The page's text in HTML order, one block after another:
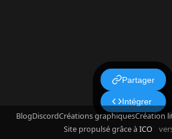
Partager
Intégrer
BlogDiscordCréations graphiquesCréation
Site propulsé grâce àICO